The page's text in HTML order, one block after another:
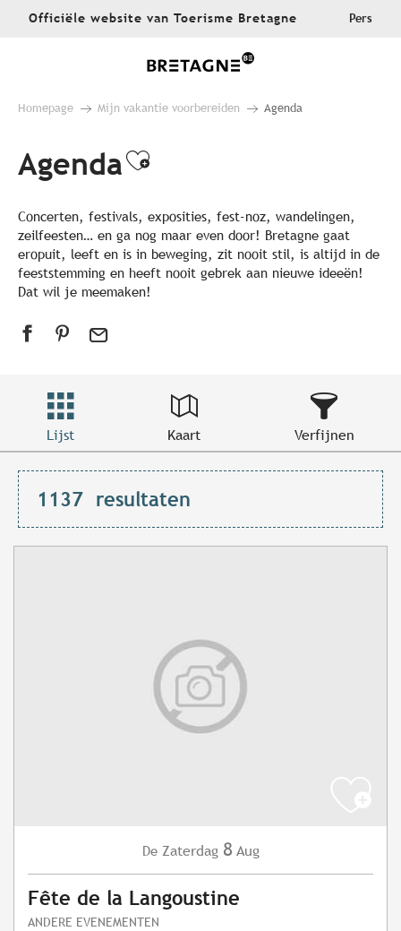
AllerOfficiële website van Toerisme Bretagne Pers
Homepage Mijn vakantie voorbereiden Agenda
AgendaAjouter aux favoris
Concerten, festivals, exposities, fest-noz, wandelingen,
zeilfeesten… en ga nog maar even door! Bretagne gaat
eropuit, leeft en is in beweging, zit nooit stil, is altijd in de
feeststemming en heeft nooit gebrek aan nieuwe ideeën!
Dat wil je meemaken!
Lijst Kaart Verfijnen
1137 resultaten
De Zaterdag 8 Aug
Fête de la Langoustine
ANDERE EVENEMENTEN